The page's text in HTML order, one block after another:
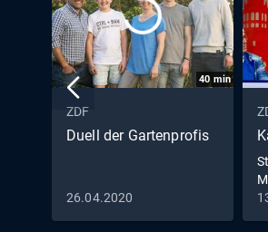
40 min
ZDF
Duell der Gartenprofis
26.04.2020